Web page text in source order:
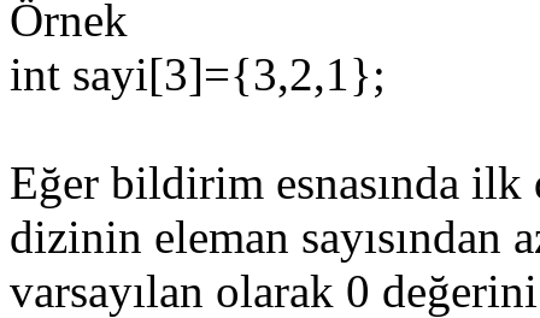
Örnek
int sayi[3]={3,2,1};
Eğer bildirim esnasında ilk
dizinin eleman sayısından
varsayılan olarak 0